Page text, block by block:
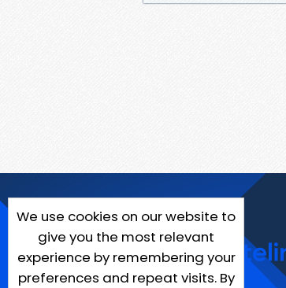
We use cookies on our website to
give you the most relevant
experience by remembering your
preferences and repeat visits. By